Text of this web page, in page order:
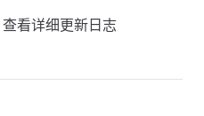
查看详细更新日志